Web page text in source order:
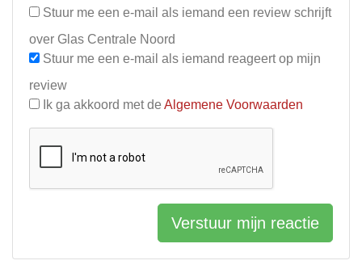
Stuur me een e-mail als iemand een review schrijft
over Glas Centrale Noord
Stuur me een e-mail als iemand reageert op mijn
review
Ik ga akkoord met de Algemene Voorwaarden
Verstuur mijn reactie